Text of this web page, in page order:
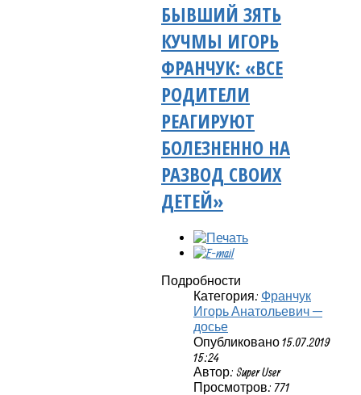
БЫВШИЙ ЗЯТЬ
КУЧМЫ ИГОРЬ
ФРАНЧУК: «ВСЕ
РОДИТЕЛИ
РЕАГИРУЮТ
БОЛЕЗНЕННО НА
РАЗВОД СВОИХ
ДЕТЕЙ»
Подробности
Категория: Франчук
Игорь Анатольевич —
досье
Опубликовано 15.07.2019
15:24
Автор: Super User
Просмотров: 771